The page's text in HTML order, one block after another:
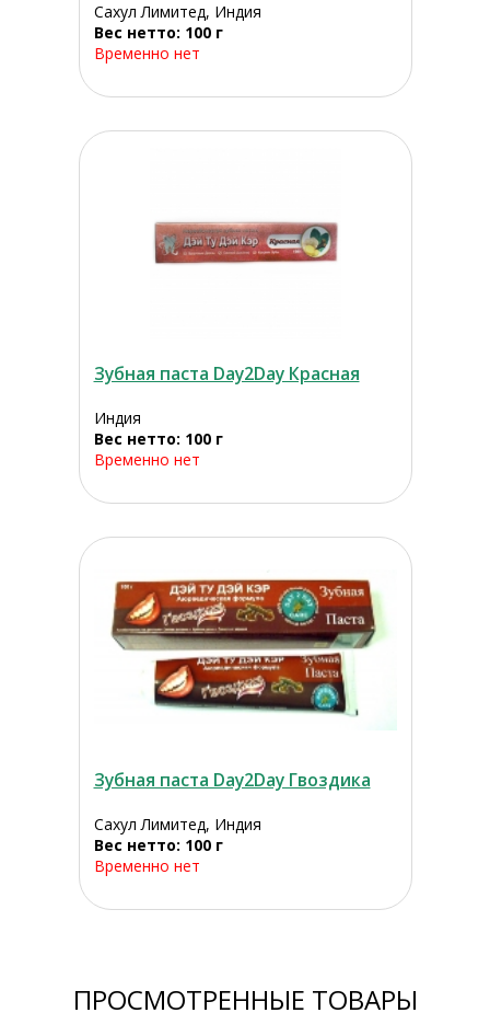
Сахул Лимитед, Индия
Вес нетто: 100 г
Временно нет
Зубная паста Day2Day Красная
Индия
Вес нетто: 100 г
Временно нет
Зубная паста Day2Day Гвоздика
Сахул Лимитед, Индия
Вес нетто: 100 г
Временно нет
ПРОСМОТРЕННЫЕ ТОВАРЫ